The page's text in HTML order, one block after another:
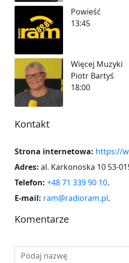
Powieść
13:45
Więcej Muzyki
Piotr Bartyś
18:00
Kontakt
Strona internetowa: https://
Adres: al. Karkonoska 10 53-
Telefon: +48 71 339 90 10.
E-mail: ram@radioram.pl.
Komentarze